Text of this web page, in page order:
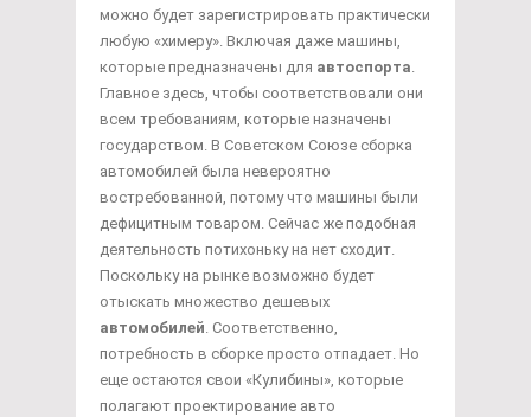
можно будет зарегистрировать практически
любую «химеру». Включая даже машины,
которые предназначены для автоспорта
Главное здесь, чтобы соответствовали они
всем требованиям, которые назначены
государством. В Советском Союзе сборка
автомобилей была невероятно
востребованной, потому что машины были
дефицитным товаром. Сейчас же подобная
деятельность потихоньку на нет сходит.
Поскольку на рынке возможно будет
отыскать множество дешевых
автомобилей . Соответственно,
потребность в сборке просто отпадает. Но
еще остаются свои «Кулибины», которые
полагают проектирование авто